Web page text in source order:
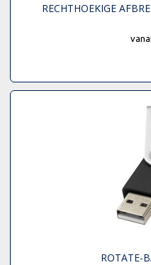
RECHTHOEKIGE
ROTATE-